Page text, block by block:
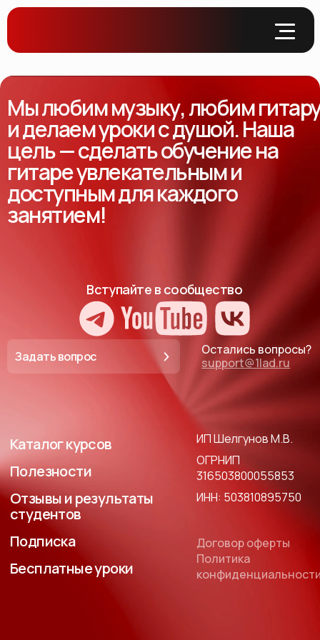
Мы любим музыку, любим
и делаем уроки с душой. Наша
цель — сделать обучение на
гитаре увлекательным и
доступным для каждого
занятием!
Вступайте в сообщество
Остались вопросы?
support@1lad.ru
Задать вопрос
Каталог курсов
Полезности
Отзывы и результаты
студентов
Подписка
Бесплатные уроки
ИП Шелгунов М.В.
ОГРНИП
316503800055853
ИНН: 503810895750
Договор оферты
Политика